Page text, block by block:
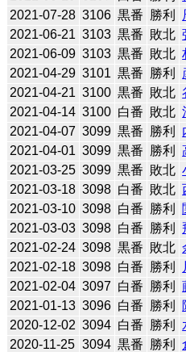
2021-07-28 3106 黒番 勝利
2021-06-21 3103 黒番 敗北
2021-06-09 3103 黒番 敗北
2021-04-29 3101 黒番 勝利
2021-04-21 3100 黒番 敗北
2021-04-14 3100 白番 敗北
2021-04-07 3099 黒番 勝利
2021-04-01 3099 黒番 勝利
2021-03-25 3099 黒番 敗北
2021-03-18 3098 白番 敗北
2021-03-10 3098 白番 勝利
2021-03-03 3098 白番 勝利
2021-02-24 3098 黒番 敗北
2021-02-18 3098 白番 勝利
2021-02-04 3097 白番 勝利
2021-01-13 3096 白番 勝利
2020-12-02 3094 白番 勝利
2020-11-25 3094 黒番 勝利